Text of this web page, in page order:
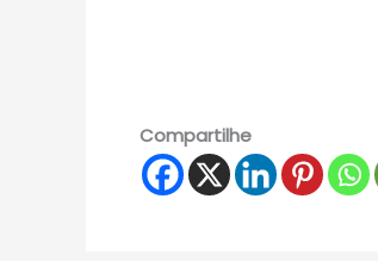
Compartilhe